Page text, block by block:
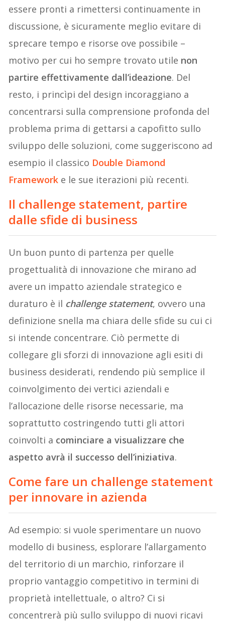
essere pronti a rimettersi continuamente in
discussione, è sicuramente meglio evitare di
sprecare tempo e risorse ove possibile –
motivo per cui ho sempre trovato utile non
partire effettivamente dall’ideazione. Del
resto, i princìpi del design incoraggiano a
concentrarsi sulla comprensione profonda del
problema prima di gettarsi a capofitto sullo
sviluppo delle soluzioni, come suggeriscono ad
esempio il classico Double Diamond
Framework e le sue iterazioni più recenti.
Il challenge statement, partire
dalle sfide di business
Un buon punto di partenza per quelle
progettualità di innovazione che mirano ad
avere un impatto aziendale strategico e
duraturo è il challenge statement, ovvero una
definizione snella ma chiara delle sfide su cui ci
si intende concentrare. Ciò permette di
collegare gli sforzi di innovazione agli esiti di
business desiderati, rendendo più semplice il
coinvolgimento dei vertici aziendali e
l’allocazione delle risorse necessarie, ma
soprattutto costringendo tutti gli attori
coinvolti a cominciare a visualizzare che
aspetto avrà il successo dell’iniziativa.
Come fare un challenge statement
per innovare in azienda
Ad esempio: si vuole sperimentare un nuovo
modello di business, esplorare l’allargamento
del territorio di un marchio, rinforzare il
proprio vantaggio competitivo in termini di
proprietà intellettuale, o altro? Ci si
concentrerà più sullo sviluppo di nuovi ricavi